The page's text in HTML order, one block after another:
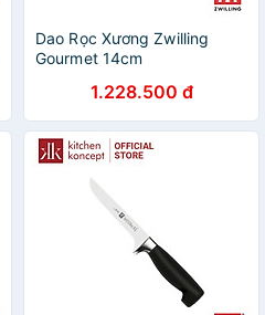
Dao Rọc Xương Zwilling
Gourmet 14cm
1.228.500 đ